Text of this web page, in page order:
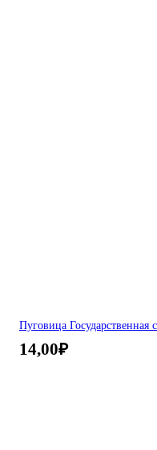
Пуговица Государственная
14,00₽